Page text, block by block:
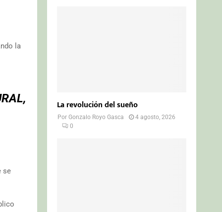
la
se
La revolución del sueño
PorGonzalo Royo Gasca
4 agosto, 2026
0